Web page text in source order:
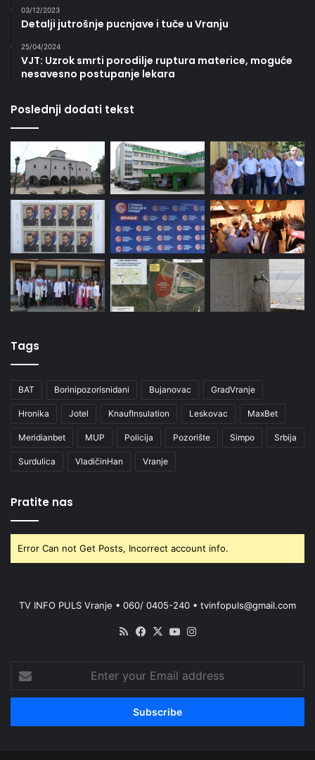
03/12/2023
Detalji jutrošnje pucnjave i tuče u Vranju
25/04/2024
VJT: Uzrok smrti porodilje ruptura materice, moguće
nesavesno postupanje lekara
Poslednji dodati tekst
Tags
BAT Borinipozorisnidani Bujanovac GradVranje
Hronika Jotel KnaufInsulation Leskovac MaxBet
Meridianbet MUP Policija Pozorište Simpo Srbija
Surdulica VladičinHan Vranje
Pratite nas
Error Can not Get Posts, Incorrect account info.
TV INFO PULS Vranje • 060/ 0405-240 • tvinfopuls@gmail.com
RSS Facebook
X YouTube
your
Email